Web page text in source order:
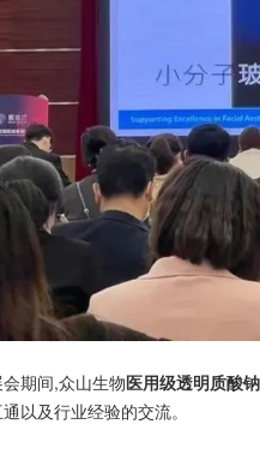
会期间,众山生物医用级透明质酸
以及行业经验的交流。